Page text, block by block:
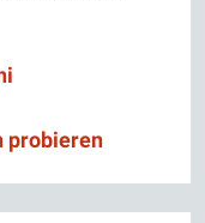
probieren